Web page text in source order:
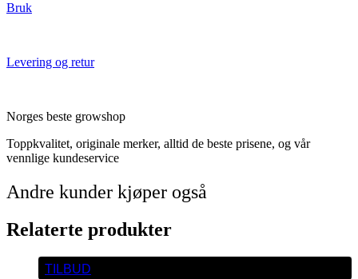
Bruk
Levering og retur
Norges beste growshop
Toppkvalitet, originale merker, alltid de beste prisene, og vår
vennlige kundeservice
Andre kunder kjøper også
Relaterte produkter
TILBUD
Dette